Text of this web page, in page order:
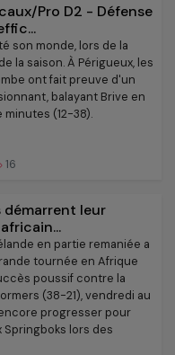
Pro D2 - Défense
son monde, lors de la
la saison. À Périgueux, les
ont fait preuve d'un
balayant Brive en
(12-38).
16
démarrent leur
en partie remaniée a
tournée en Afrique
poussif contre la
(38-21), vendredi au
progresser pour
Springboks lors des